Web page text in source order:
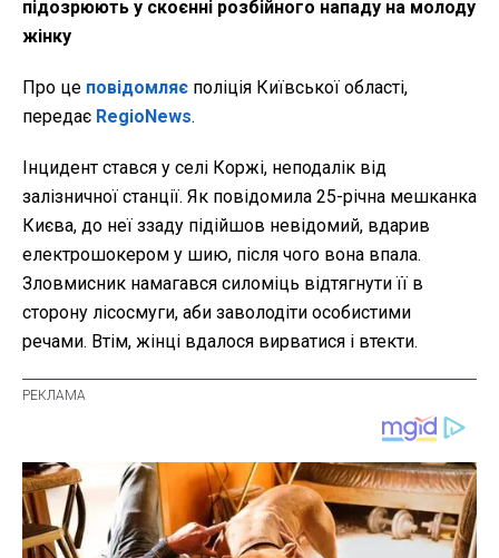
підозрюють у скоєнні розбійного нападу на молоду
жінку
Про це повідомляє поліція Київської області,
передає RegioNews.
Інцидент стався у селі Коржі, неподалік від
залізничної станції. Як повідомила 25-річна мешканка
Києва, до неї ззаду підійшов невідомий, вдарив
електрошокером у шию, після чого вона впала.
Зловмисник намагався силоміць відтягнути її в
сторону лісосмуги, аби заволодіти особистими
речами. Втім, жінці вдалося вирватися і втекти.